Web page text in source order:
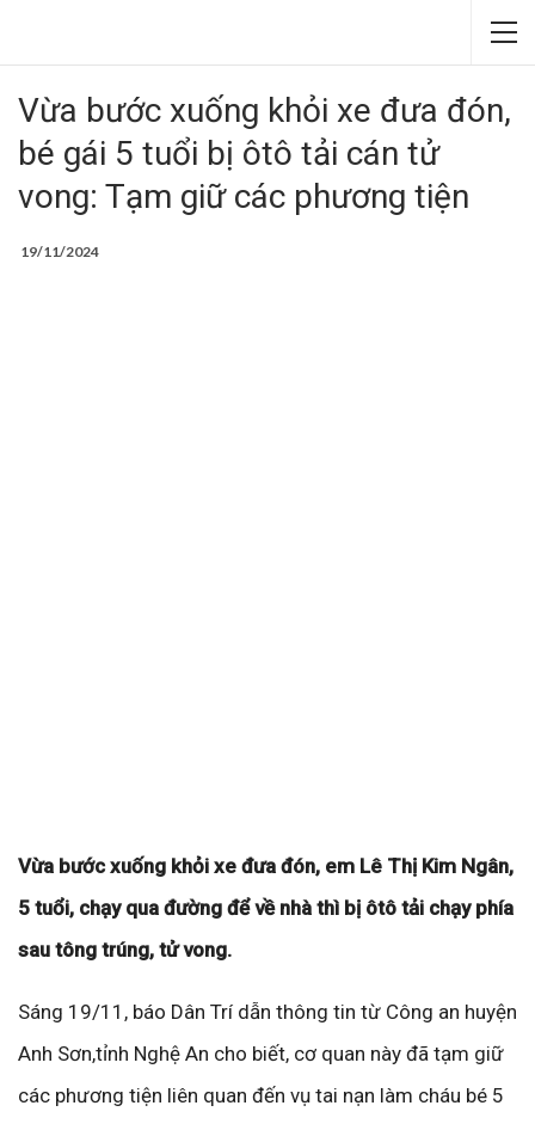
Vừa bước xuống khỏi xe đưa đón,
bé gái 5 tuổi bị ôtô tải cán tử
vong: Tạm giữ các phương tiện
19/11/2024
Vừa bước xuống khỏi xe đưa đón, em Lê Thị Kim Ngân,
5 tuổi, chạy qua đường để về nhà thì bị ôtô tải chạy phía
sau tông trúng, tử vong.
Sáng 19/11, báo Dân Trí dẫn thông tin từ Công an huyện
Anh Sơn,tỉnh Nghệ An cho biết, cơ quan này đã tạm giữ
các phương tiện liên quan đến vụ tai nạn làm cháu bé 5